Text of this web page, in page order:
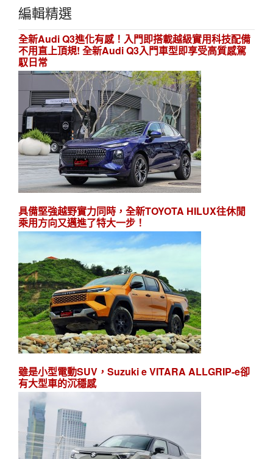
編輯精選
全新Audi Q3進化有感！入門即搭載越級實用科技配備
不用直上頂規! 全新Audi Q3入門車型即享受高質感駕
馭日常
具備堅強越野實力同時，全新TOYOTA HILUX往休閒
乘用方向又邁進了特大一步！
雖是小型電動SUV，Suzuki e VITARA ALLGRIP-e卻
有大型車的沉穩感